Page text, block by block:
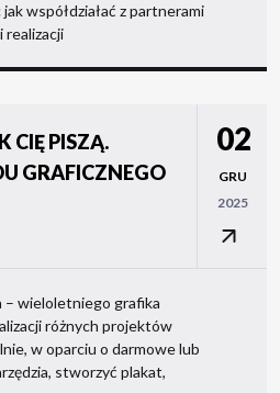
współdziałać z partnerami
realizacji
CIĘ PISZĄ.
GRAFICZNEGO
02
GRU
2025
– wieloletniego grafika
różnych projektów
w oparciu o darmowe lub
stworzyć plakat,